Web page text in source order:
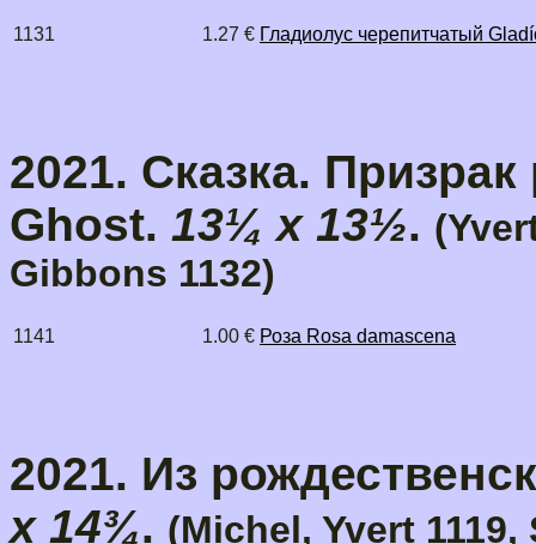
1131 1.27 € Гладиолус черепитчатый
2021. Сказка.
Ghost. 13¼ x 13½.
Gibbons 1132)
1141 1.00 € Роза Rosa damascena
2021. Из
x 14¾. (Michel, Yvert